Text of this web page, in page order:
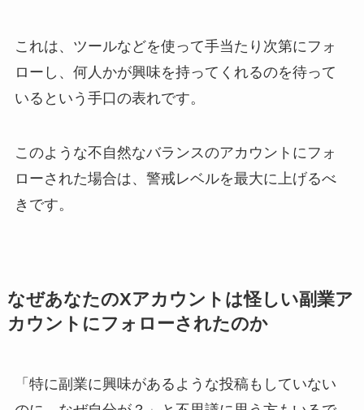
これは、ツールなどを使って手当たり次第にフォ
ローし、何人かが興味を持ってくれるのを待って
いるという手口の表れです。
このような不自然なバランスのアカウントにフォ
ローされた場合は、警戒レベルを最大に上げるべ
きです。
なぜあなたのXアカウントは怪しい副業ア
カウントにフォローされたのか
「特に副業に興味があるような投稿もしていない